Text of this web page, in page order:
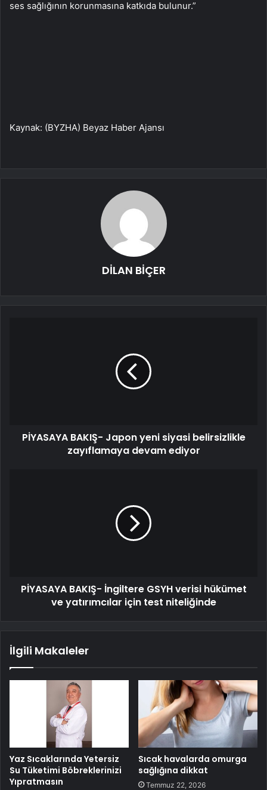
ses sağlığının korunmasına katkıda bulunur.”
Kaynak: (BYZHA) Beyaz Haber Ajansı
DİLAN BİÇER
PİYASAYA BAKIŞ- Japon yeni siyasi belirsizlikle
zayıflamaya devam ediyor
PİYASAYA BAKIŞ- İngiltere GSYH verisi hükümet
ve yatırımcılar için test niteliğinde
İlgili Makaleler
Yaz Sıcaklarında Yetersiz
Su Tüketimi Böbreklerinizi
Yıpratmasın
Sıcak havalarda omurga
sağlığına dikkat
Temmuz 22, 2026